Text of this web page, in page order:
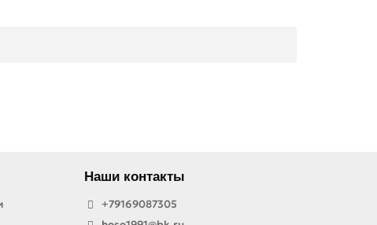
Наши контакты
+79169087305